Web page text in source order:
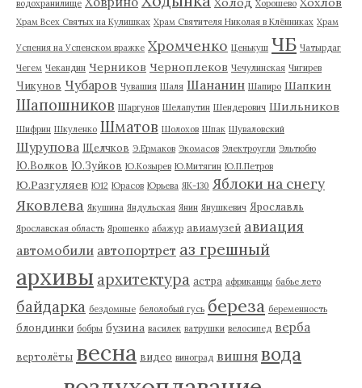
водохранилище
Хорошево
Храм Всех Святых на Кулишках Храм Святителя Николая в Клённиках Храм
Успения на Успенском вражке Хромченко Ценькуш ЧБ Чатырдаг
Чегем Чекандин Черников Черноплеков Чечулинская Чигирев
Чикунов Чубаров Чувашия Шаля Шананин Шапиро Шапкин
Шапошников Шаргунов Шелапутин Шендерович Шильников
Шифрин Шкуленко Шматов Шолохов Шпак Шуваловский
Шурупова Щелчков Э.Ермаков Экомасов Электроугли Эльтюбю
Ю.Волков Ю.Зуйков Ю.Козырев Ю.Митягин Ю.П.Петров
Ю.Разгуляев Ю12 Юрасов Юрьева ЯК-130 Яблоки на снегу
Яковлева Якушина Яндульская Янин Янушкевич Ярославль
Ярославская область Ярошенко абажур авиамузей авиация
автомобили автопортрет аз грешный
архивы архитектура астра африканцы бабье лето
байдарка бездомные белолобый гусь береза беременность
блондинки бобры бузина василек ватрушки велосипед верба
вертолёты весна видео виноград вишня вода